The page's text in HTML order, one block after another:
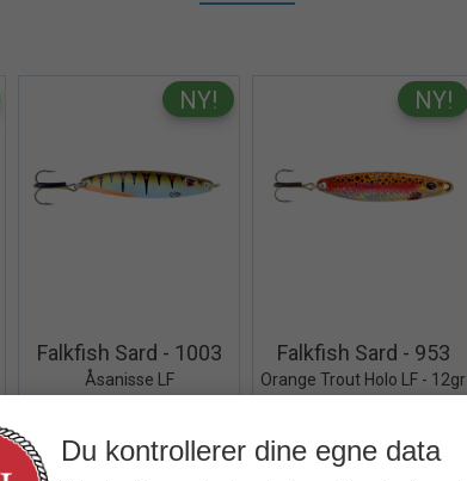
Falkfish Sard - 1003
Åsanisse LF
Veil. 99,00
Falkfish Sard - 953
Orange Trout Holo LF - 12gr
Veil. 99,00
Du kontrollerer dine egne data